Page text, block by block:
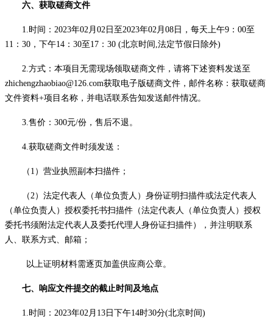
六、获取磋商文件
1.时间：2023年02月 02 日至2023年02月 08 日，每天上午9 ： 00至
11：30，下午14：30至17：30 (北京时间,法定节假日除外)
2.方式： 本项目 无需现场领取磋商文件，请将下述资料发送至
zhichengzhaobiao@126.com获取电子版磋商文件，邮件名称：获取磋商
文件资料+项目名称，并电话联系告知发送邮件情况。
3.售价： 300元/份 ， 售后不退。
4.获取磋商文件时须发送 ：
（ 1）营业执照副本扫描件；
（2） 法定代表人（单位负责人）身份证明扫描件或法定代表人
（单位负责人） 授权委托书扫描件 （法定代表人 （单位负责人） 授权
委托书须附法定代表人及委托代理人身份证扫描件）
，并注明联系
人、联系方式、邮箱；
以上证明材料需逐页加盖供应商公章。
七、响应文件提交的截止时间及地点
1.时间： 2023年02月 13 日 下午14时30分(北京时间)